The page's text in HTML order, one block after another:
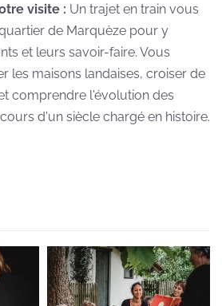
visite : Un trajet en train vous
de Marquèze pour y
et leurs savoir-faire. Vous
les maisons landaises, croiser de
comprendre l'évolution des
d'un siècle chargé en histoire.